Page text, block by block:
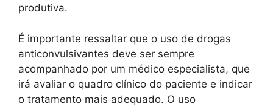
produtiva.
É importante ressaltar que o uso de drogas
anticonvulsivantes deve ser sempre
acompanhado por um médico especialista, que
irá avaliar o quadro clínico do paciente e indicar
o tratamento mais adequado. O uso